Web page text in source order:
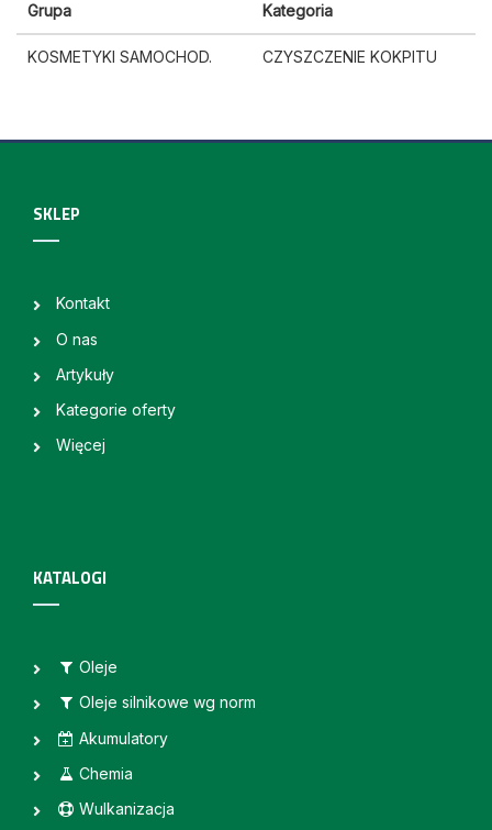
Grupa Kategoria
KOSMETYKI SAMOCHOD. CZYSZCZENIE KOKPITU
SKLEP
Kontakt
O nas
Artykuły
Kategorie oferty
Więcej
KATALOGI
Oleje
Oleje silnikowe wg norm
Akumulatory
Chemia
Wulkanizacja